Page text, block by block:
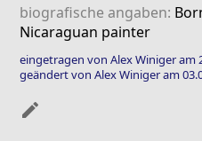
biografische angaben:
Nicaraguan painter
eingetragen von Alex Winiger am
geändert von Alex Winiger am
mode_edit